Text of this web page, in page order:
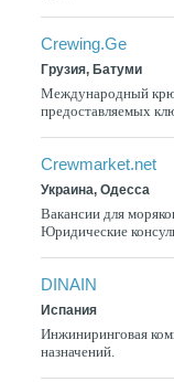
Crewing.Ge
Грузия, Батуми
Международный
предоставляемых
Crewmarket.net
Украина, Одесса
Вакансии для
Юридические
DINAIN
Испания
Инжиниринговая
назначений.